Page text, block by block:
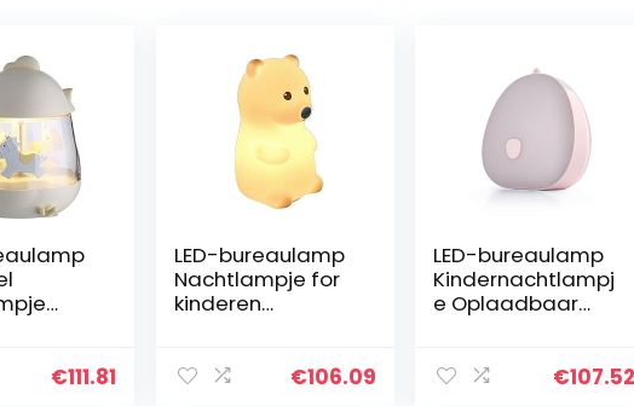
€111.81
LED-bureaulamp
Nachtlampje for
kinderen
Silicone Materiaal
€106.09
LED-bureaulamp
Kindernachtlampj
e Oplaadbaar
dimmende
€107.52